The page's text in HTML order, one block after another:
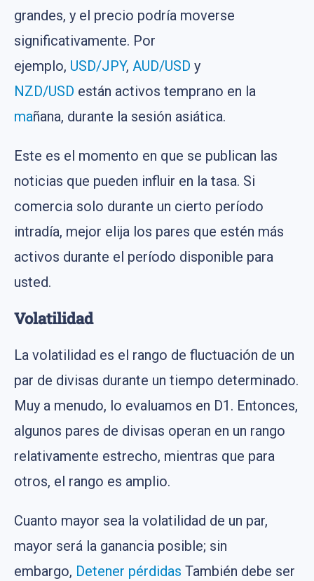
grandes, y el precio podría moverse
significativamente. Por
ejemplo, USD/JPY, AUD/USD y
NZD/USD están activos temprano en la
mañana, durante la sesión asiática.
Este es el momento en que se publican las
noticias que pueden influir en la tasa. Si
comercia solo durante un cierto período
intradía, mejor elija los pares que estén más
activos durante el período disponible para
usted.
Volatilidad
La volatilidad es el rango de fluctuación de un
par de divisas durante un tiempo determinado.
Muy a menudo, lo evaluamos en D1. Entonces,
algunos pares de divisas operan en un rango
relativamente estrecho, mientras que para
otros, el rango es amplio.
Cuanto mayor sea la volatilidad de un par,
mayor será la ganancia posible; sin
embargo, Detener pérdidas También debe ser